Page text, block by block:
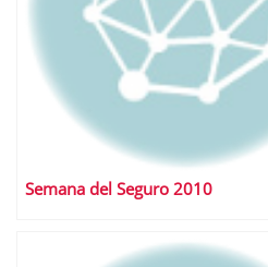
Semana del Seguro 2010